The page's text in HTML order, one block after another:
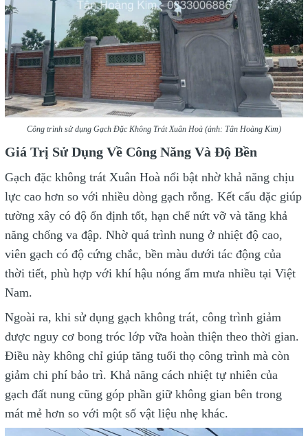
Công trình sử dụng Gạch Đặc Không Trát Xuân Hoà (ảnh: Tân Hoàng Kim)
Giá Trị Sử Dụng Về Công Năng Và Độ Bền
Gạch đặc không trát Xuân Hoà nổi bật nhờ khả năng chịu
lực cao hơn so với nhiều dòng gạch rỗng. Kết cấu đặc giúp
tường xây có độ ổn định tốt, hạn chế nứt vỡ và tăng khả
năng chống va đập. Nhờ quá trình nung ở nhiệt độ cao,
viên gạch có độ cứng chắc, bền màu dưới tác động của
thời tiết, phù hợp với khí hậu nóng ẩm mưa nhiều tại Việt
Nam.
Ngoài ra, khi sử dụng gạch không trát, công trình giảm
được nguy cơ bong tróc lớp vữa hoàn thiện theo thời gian.
Điều này không chỉ giúp tăng tuổi thọ công trình mà còn
giảm chi phí bảo trì. Khả năng cách nhiệt tự nhiên của
gạch đất nung cũng góp phần giữ không gian bên trong
mát mẻ hơn so với một số vật liệu nhẹ khác.